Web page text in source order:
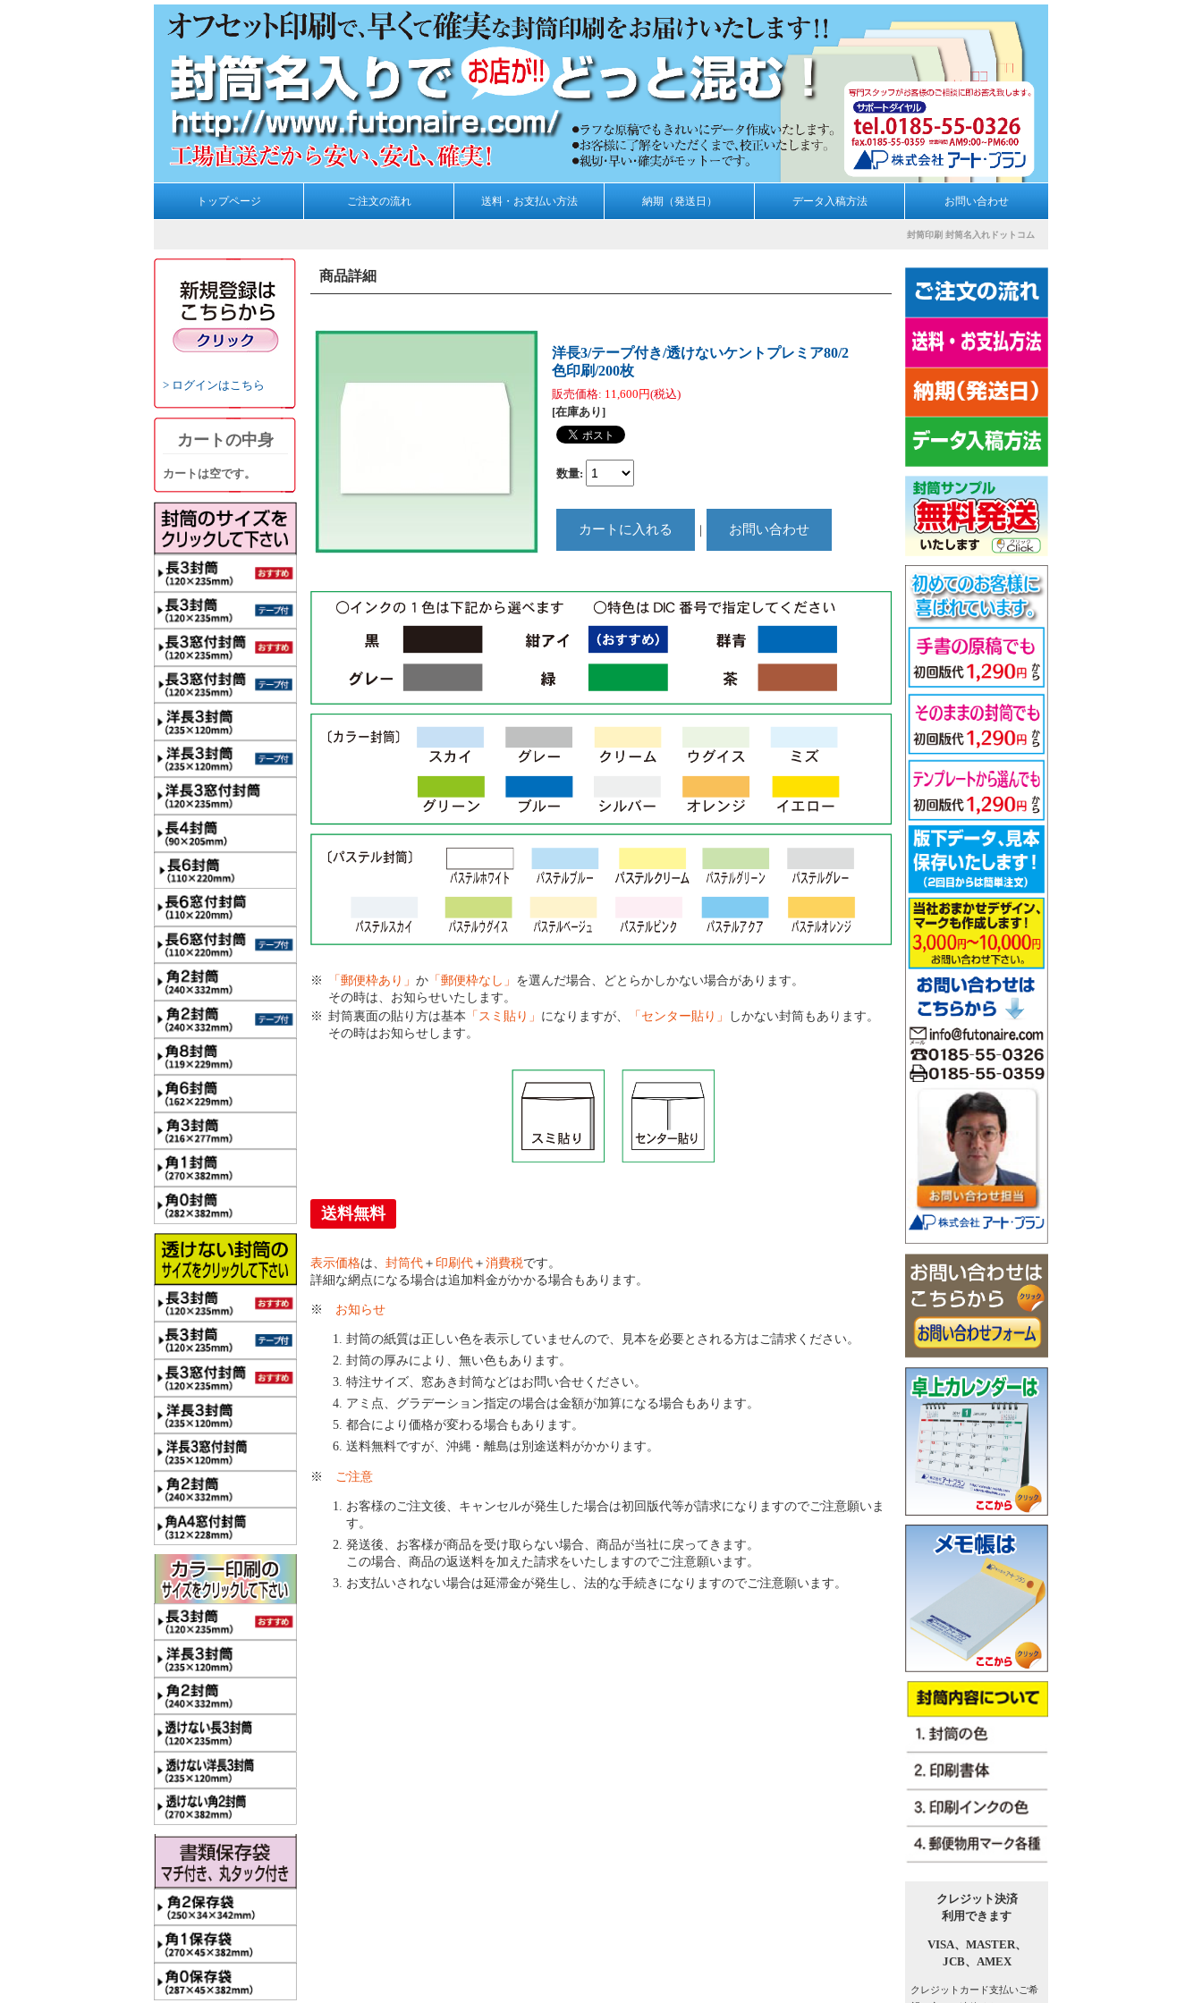
トップページ ご注文の流れ 送料・お支払い方法 納期（発送日） データ入稿方法 お問い合わせ
封筒印刷 封筒名入れドットコム
ログインはこちら
カートの中身
カートは空です。
商品詳細
洋長3/テープ付き/透けないケントプレミア80/2
色印刷/200枚
販売価格: 11,600円(税込)
[在庫あり]
数量:
｜
「郵便枠あり」 か 「郵便枠なし」 を選んだ場合、どとらかしかない場合があります。
その時は、お知らせいたします。
封筒裏面の貼り方は基本 「スミ貼り」 になりますが、 「センター貼り」
しかない封筒もあります。
その時はお知らせします。
送料無料
表示価格は、 封筒代 ＋ 印刷代 ＋ 消費税です。
詳細な網点になる場合は追加料金がかかる場合もあります。
※ お知らせ
封筒の紙質は正しい色を表示していませんので、見本を必要とされる方はご請求ください。
封筒の厚みにより、無い色もあります。
特注サイズ、窓あき封筒などはお問い合せください。
アミ点、グラデーション指定の場合は金額が加算になる場合もあります。
都合により価格が変わる場合もあります。
送料無料ですが、沖縄・離島は別途送料がかかります。
※ ご注意
お客様のご注文後、キャンセルが発生した場合は初回版代等が請求になりますのでご注意願いま
す。
発送後、お客様が商品を受け取らない場合、商品が当社に戻ってきます。
この場合、商品の返送料を加えた請求をいたしますのでご注意願います。
お支払いされない場合は延滞金が発生し、法的な手続きになりますのでご注意願います。
クレジット決済
利用できます
VISA、 MASTER、
JCB、 AMEX
クレジットカード支払いご希